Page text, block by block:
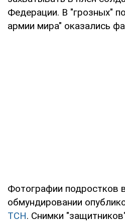
Федерации. В "грозных"
армии мира" оказались
Фотографии подростков
обмундировании
ТСН. Снимки